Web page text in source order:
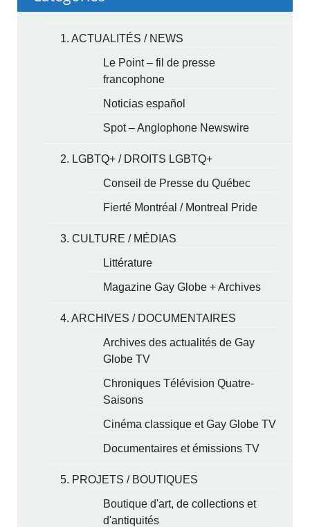
1. ACTUALITÉS / NEWS
Le Point – fil de presse
francophone
Noticias español
Spot – Anglophone Newswire
2. LGBTQ+ / DROITS LGBTQ+
Conseil de Presse du Québec
Fierté Montréal / Montreal Pride
3. CULTURE / MÉDIAS
Littérature
Magazine Gay Globe + Archives
4. ARCHIVES / DOCUMENTAIRES
Archives des actualités de Gay
Globe TV
Chroniques Télévision Quatre-
Saisons
Cinéma classique et Gay Globe TV
Documentaires et émissions TV
5. PROJETS / BOUTIQUES
Boutique d'art, de collections et
d'antiquités